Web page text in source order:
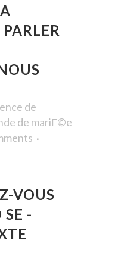
de
de mariГ©e
VOUS
-